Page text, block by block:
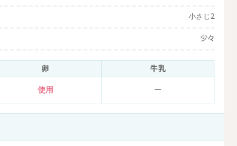
小さじ2
少々
卵 牛乳
使用 ー